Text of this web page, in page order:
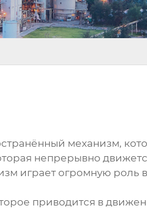
механизм,
непрерывно
играет огромную роль
приводится в